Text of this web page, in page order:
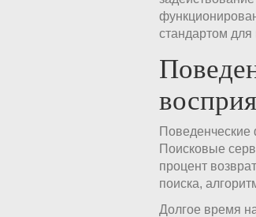
стандартом для
Поведенческие
Поисковые
процент
поиска,
Долгое время